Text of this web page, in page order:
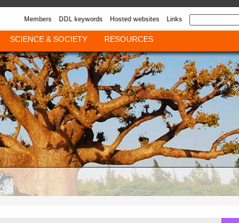
Members DDL keywords Hosted websites Links
SCIENCE & SOCIETY RESOURCES